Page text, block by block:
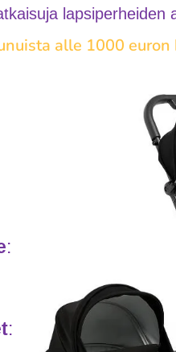
lapsiperheiden
alle 1000
:
: